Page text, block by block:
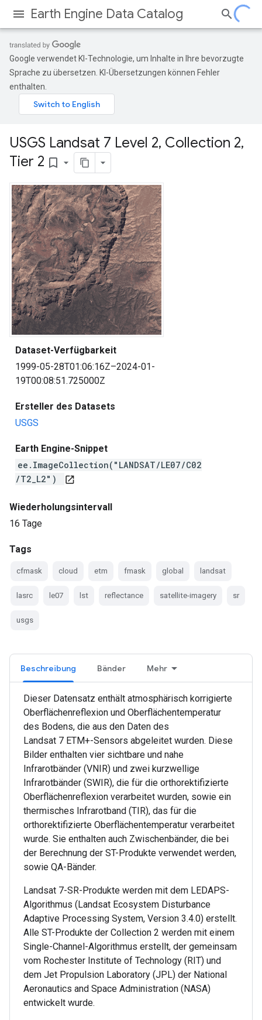
Earth Engine Data Catalog
Google verwendet KI-Technologie, um Inhalte in Ihre bevorzugte
Sprache zu übersetzen. KI-Übersetzungen können Fehler
enthalten.
USGS Landsat 7 Level 2, Collection 2,
Tier 2 bookmark_border
Dataset-Verfügbarkeit
1999-05-28T01:06:16Z–2024-01-
19T00:08:51.725000Z
Ersteller des Datasets
USGS
Earth Engine-Snippet
ee.ImageCollection("LANDSAT/LE07/C02
/T2_L2")
open_in_new
Wiederholungsintervall
16 Tage
Tags
cfmask cloud etm fmask global landsat
lasrc le07 lst reflectance satellite-imagery sr
usgs
Beschreibung Bänder Mehr
Dieser Datensatz enthält atmosphärisch korrigierte
Oberflächenreflexion und Oberflächentemperatur
des Bodens, die aus den Daten des
Landsat 7 ETM+-Sensors abgeleitet wurden. Diese
Bilder enthalten vier sichtbare und nahe
Infrarotbänder (VNIR) und zwei kurzwellige
Infrarotbänder (SWIR), die für die orthorektifizierte
Oberflächenreflexion verarbeitet wurden, sowie ein
thermisches Infrarotband (TIR), das für die
orthorektifizierte Oberflächentemperatur verarbeitet
wurde. Sie enthalten auch Zwischenbänder, die bei
der Berechnung der ST-Produkte verwendet werden,
sowie QA-Bänder.
Landsat 7-SR-Produkte werden mit dem LEDAPS-
Algorithmus (Landsat Ecosystem Disturbance
Adaptive Processing System, Version 3.4.0) erstellt.
Alle ST-Produkte der Collection 2 werden mit einem
Single-Channel-Algorithmus erstellt, der gemeinsam
vom Rochester Institute of Technology (RIT) und
dem Jet Propulsion Laboratory (JPL) der National
Aeronautics and Space Administration (NASA)
entwickelt wurde.